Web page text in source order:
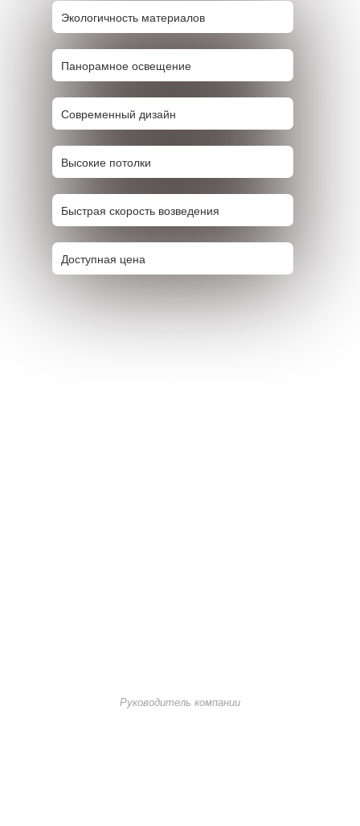
Экологичность материалов
Панорамное освещение
Современный дизайн
Высокие потолки
Быстрая скорость возведения
Доступная цена
Руководитель компании